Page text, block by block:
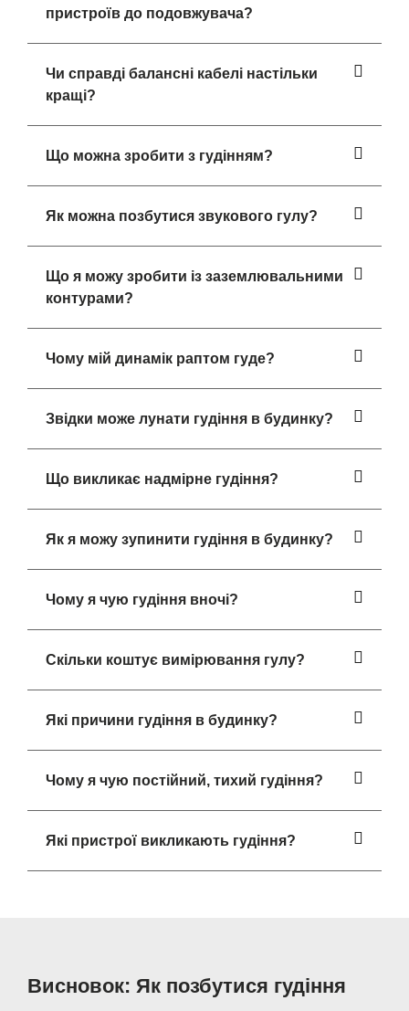
пристроїв до подовжувача?
Чи справді балансні кабелі настільки
кращі?
Що можна зробити з гудінням?
Як можна позбутися звукового гулу?
Що я можу зробити із заземлювальними
контурами?
Чому мій динамік раптом гуде?
Звідки може лунати гудіння в будинку?
Що викликає надмірне гудіння?
Як я можу зупинити гудіння в будинку?
Чому я чую гудіння вночі?
Скільки коштує вимірювання гулу?
Які причини гудіння в будинку?
Чому я чую постійний, тихий гудіння?
Які пристрої викликають гудіння?
Висновок: Як позбутися гудіння